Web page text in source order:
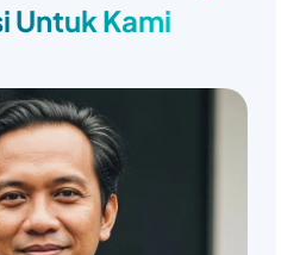
Untuk Kami